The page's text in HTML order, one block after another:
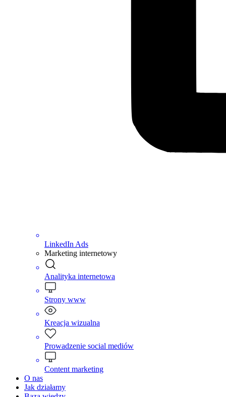
LinkedIn Ads
Marketing internetowy
Analityka internetowa
Strony www
Kreacja wizualna
Prowadzenie social mediów
Content marketing
O nas
Jak działamy